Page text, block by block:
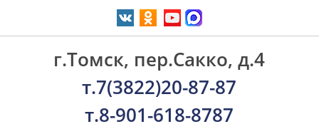
г.Томск, пер.Сакко, д.4
т.7(3822)20-87-87
т.8-901-618-8787